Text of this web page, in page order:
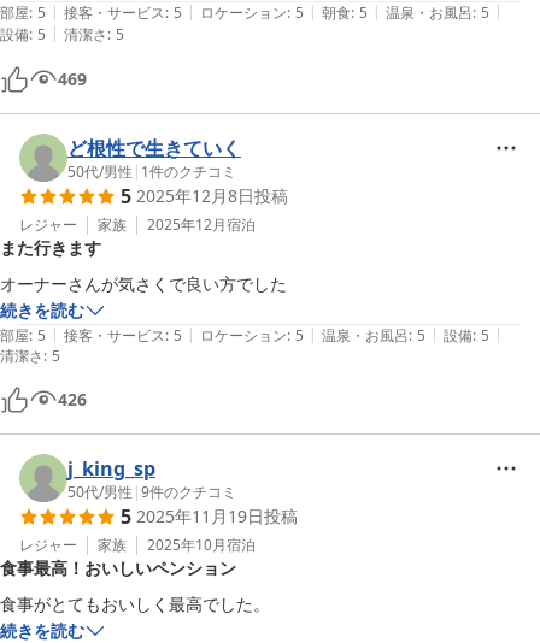
部屋: 5 | 接客・サービス: 5 | ロケーション: 5 | 朝食: 5 | 温泉・お風呂: 5 |
設備: 5 | 清潔さ: 5
469
ど根性で生きていく
50代/男性 | 1件のクチコミ
5 2025年12月8日投稿
レジャー 家族 2025年12月宿泊
また行きます
続きを読む
部屋: 5 | 接客・サービス: 5 | ロケーション: 5 | 温泉・お風呂: 5 | 設備: 5 |
清潔さ: 5
426
j_king_sp
50代/男性 |9件のクチコミ
5 2025年11月19日投稿
レジャー 家族 2025年10月宿泊
食事最高！おいしいペンション
食事がとてもおいしく最高でした。
続きを読む